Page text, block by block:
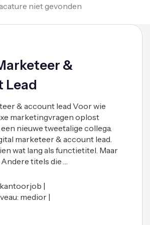
niet gevonden
&
Lead
& account lead Voor wie
marketingvragen oplost
nieuwe tweetalige collega.
marketeer & account lead.
wat lang als functietitel. Maar
titels die …
|
medior |